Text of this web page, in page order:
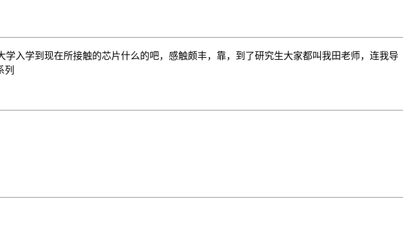
入学到现在所接触的芯片什么的吧，感触颇丰，靠，到了研究生大家都叫我田老师，连我导
列